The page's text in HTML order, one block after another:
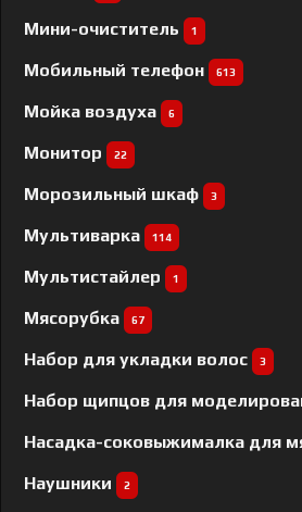
Мини-очиститель 1
Мобильный телефон 613
Мойка воздуха 6
Монитор 22
Морозильный шкаф 3
Мультиварка 114
Мультистайлер 1
Мясорубка 67
Набор для укладки волос 3
Набор щипцов для
Насадка-соковыжималка для
Наушники 2